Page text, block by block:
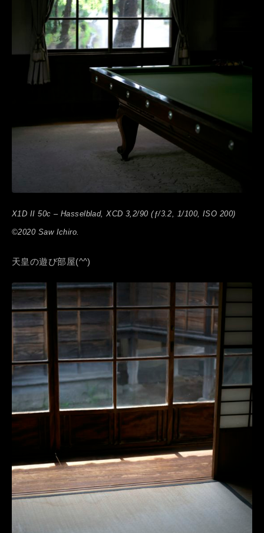
X1D II 50c – Hasselblad, XCD 3,2/90 (ƒ/3.2, 1/100, ISO 200)
©2020 Saw Ichiro.
天皇の遊び部屋(^^)